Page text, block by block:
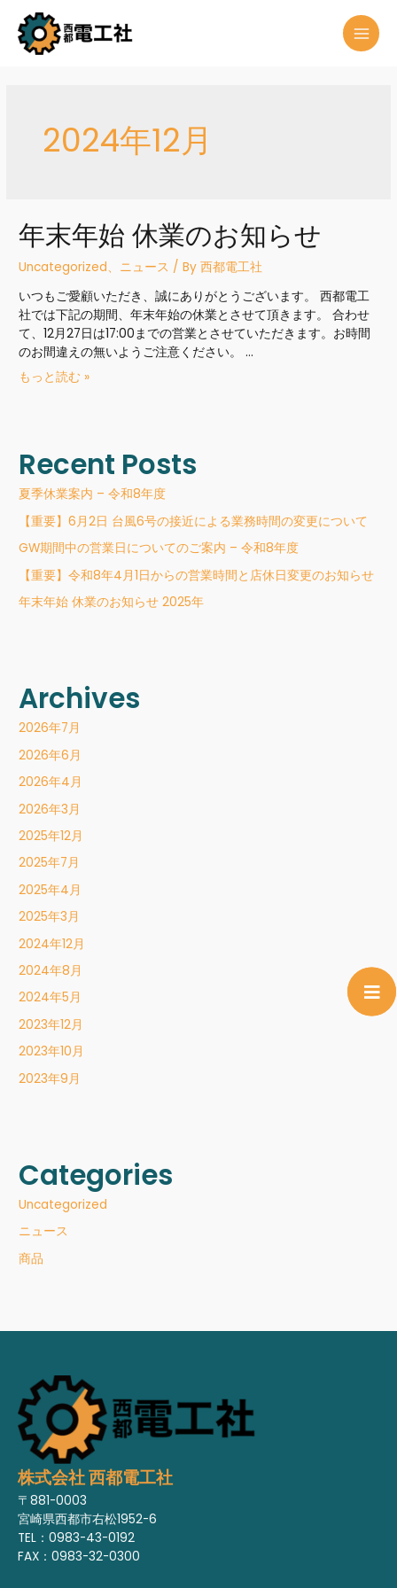
2024年12月
年末年始 休業のお知らせ
Uncategorized、 ニュース / By西都電工社
いつもご愛顧いただき、誠にありがとうございます。 西都電工
社では下記の期間、年末年始の休業とさせて頂きます。 合わせ
て、12月27日は17:00までの営業とさせていただきます。お時間
のお間違えの無いようご注意ください。 …
もっと読む »
Recent Posts
夏季休業案内 – 令和8年度
【重要】6月2日 台風6号の接近による業務時間の変更について
GW期間中の営業日についてのご案内 – 令和8年度
【重要】令和8年4月1日からの営業時間と店休日変更のお知らせ
年末年始 休業のお知らせ 2025年
Archives
2026年7月
2026年6月
2026年4月
2026年3月
2025年12月
2025年7月
2025年4月
2025年3月
2024年12月
2024年8月
2024年5月
2023年12月
2023年10月
2023年9月
Categories
Uncategorized
ニュース
商品
株式会社 西都電工社
〒881-0003
宮崎県西都市右松1952-6
TEL：0983-43-0192
FAX：0983-32-0300